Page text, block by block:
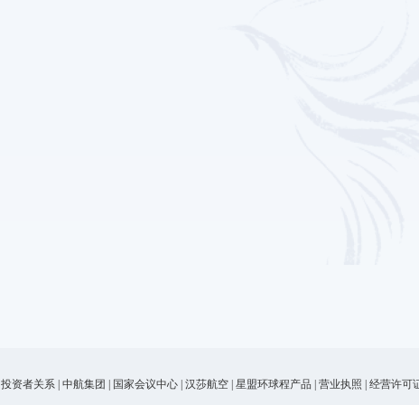
投资者关系 | 中航集团 | 国家会议中心 | 汉莎航空 | 星盟环球程产品 | 营业执照 | 经营许可